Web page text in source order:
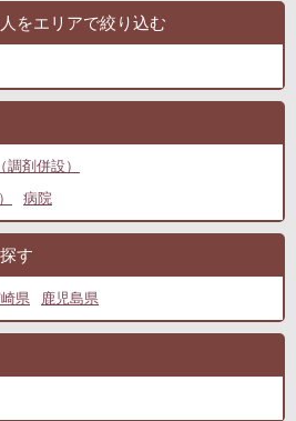
をエリアで絞り込む
調剤併設）
病院
す
県 鹿児島県